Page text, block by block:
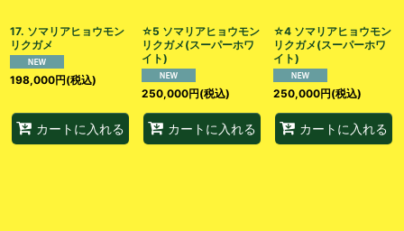
17. ソマリアヒョウモン
リクガメ
198,000円(税込)
カートに入れる
☆5 ソマリアヒョウモン
リクガメ(スーパーホワ
イト)
250,000円(税込)
カートに入れる
☆4 ソマリアヒョウモン
リクガメ(スーパーホワ
イト)
250,000円(税込)
カートに入れる